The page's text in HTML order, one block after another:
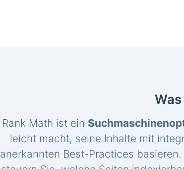
Rank Math ist ein
leicht macht, seine Inhalte mit
anerkannten Best-Practices